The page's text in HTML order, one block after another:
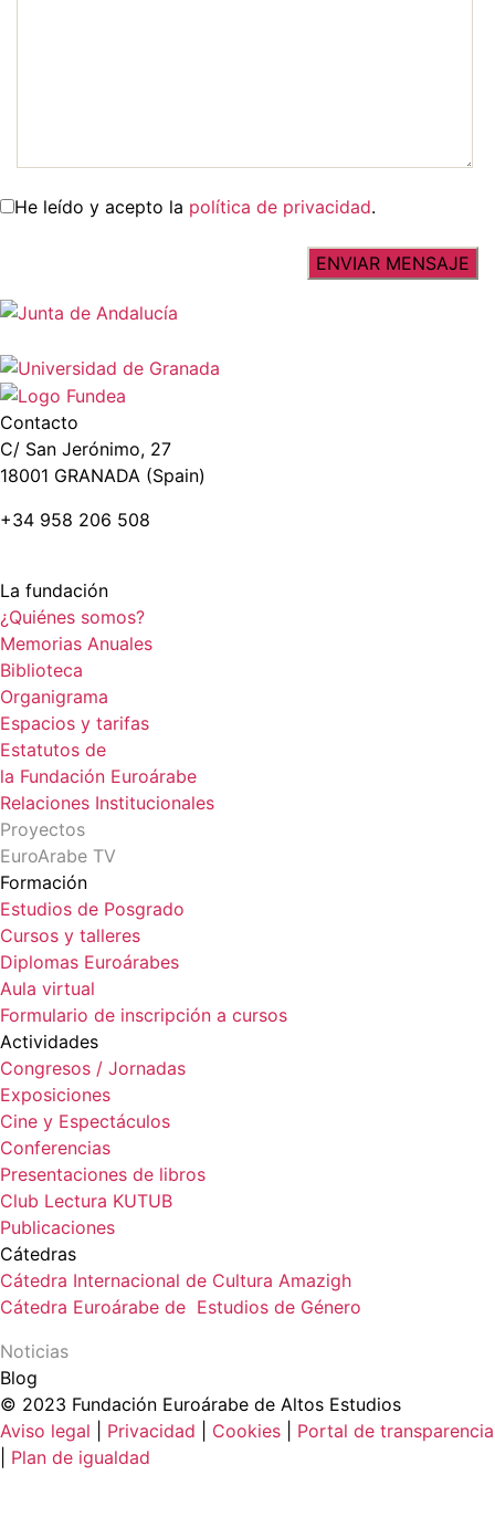
He leído y acepto la política de privacidad.
Contacto
C/ San Jerónimo, 27
18001 GRANADA (Spain)
+34 958 206 508
La fundación
¿Quiénes somos?
Memorias Anuales
Biblioteca
Organigrama
Espacios y tarifas
Estatutos de
la Fundación Euroárabe
Relaciones Institucionales
Proyectos
EuroArabe TV
Formación
Estudios de Posgrado
Cursos y talleres
Diplomas Euroárabes
Aula virtual
Formulario de inscripción a cursos
Actividades
Congresos / Jornadas
Exposiciones
Cine y Espectáculos
Conferencias
Presentaciones de libros
Club Lectura KUTUB
Publicaciones
Cátedras
Cátedra Internacional de Cultura Amazigh
Cátedra Euroárabe de Estudios de Género
Noticias
Blog
© 2023 Fundación Euroárabe de Altos Estudios
Aviso legal
Privacidad Cookies
Portal de transparencia
Plan de igualdad